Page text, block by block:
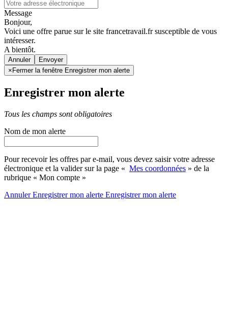
Message
Bonjour,
Voici une offre parue sur le site francetravail.fr susceptible de vous
intéresser.
A bientôt.
Annuler
× Fermer la fenêtre Enregistrer mon alerte
Enregistrer mon alerte
Tous les champs sont obligatoires
Nom de mon alerte
Pour recevoir les offres par e-mail, vous devez saisir votre adresse
électronique et la valider sur la page « Mes coordonnées » de la
rubrique « Mon compte »
AnnulerEnregistrer mon alerte Enregistrermon alerte